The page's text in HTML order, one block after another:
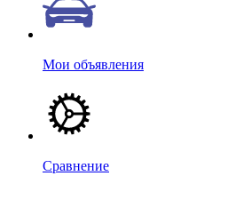
Мои объявления
Сравнение